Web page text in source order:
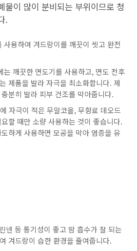
물이 많이 분비되는 부위이므로 청
.
사용하여 겨드랑이를 깨끗이 씻고 완전
는 깨끗한 면도기를 사용하고, 면도 전후
제품을 발라 자극을 최소화합니다. 제
분히 발라 피부 건조를 막아줍니다.
자극이 적은 무알코올, 무향료 데오드
할 때만 소량 사용하는 것이 좋습니다.
하게 사용하면 모공을 막아 염증을 유
넨 등 통기성이 좋고 땀 흡수가 잘 되는
겨드랑이 습한 환경을 줄여줍니다.